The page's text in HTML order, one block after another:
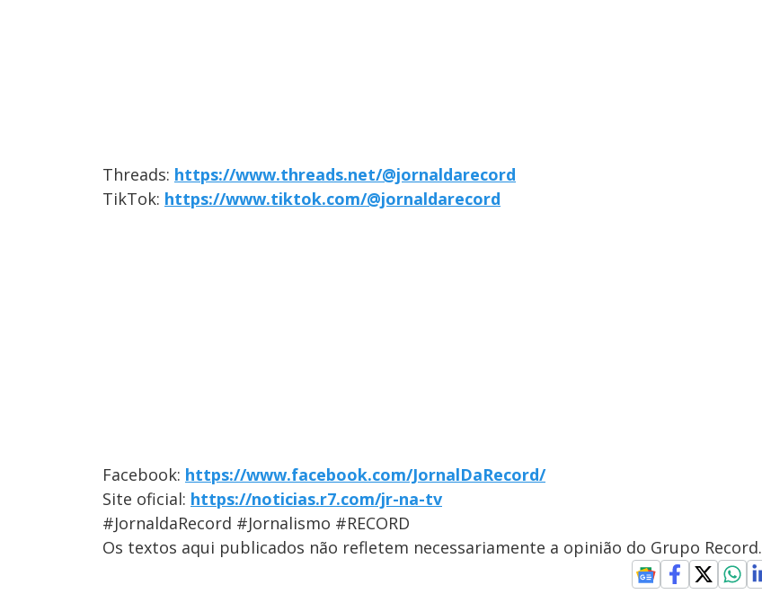
Threads: https://www.threads.net/@jornaldarecord
TikTok: https://www.tiktok.com/@jornaldarecord
Facebook: https://www.facebook.com/JornalDaRecord/
Site oficial: https://noticias.r7.com/jr-na-tv
#JornaldaRecord #Jornalismo #RECORD
Os textos aqui publicados não refletem necessariamente a opinião do Grupo Record.